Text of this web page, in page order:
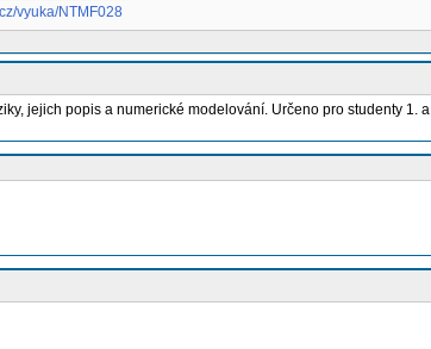
vyuka/NTMF028
jejich popis a numerické modelování. Určeno pro studenty